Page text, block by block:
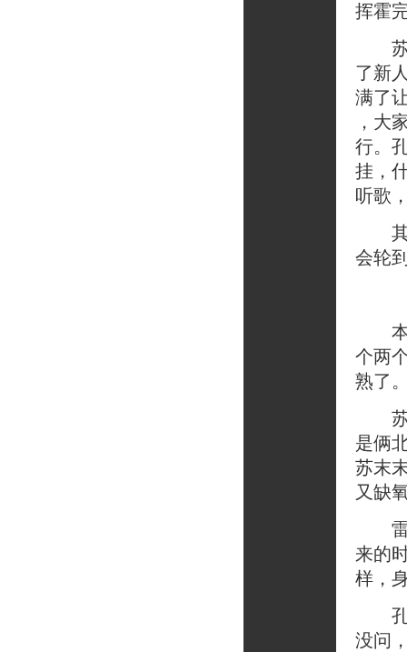
挥霍
苏
了新
满了
，大
行。
挂，
听歌
其
会轮
本
个两
熟了
苏
是俩
苏末
又缺
雷
来的
样，
孔
没问